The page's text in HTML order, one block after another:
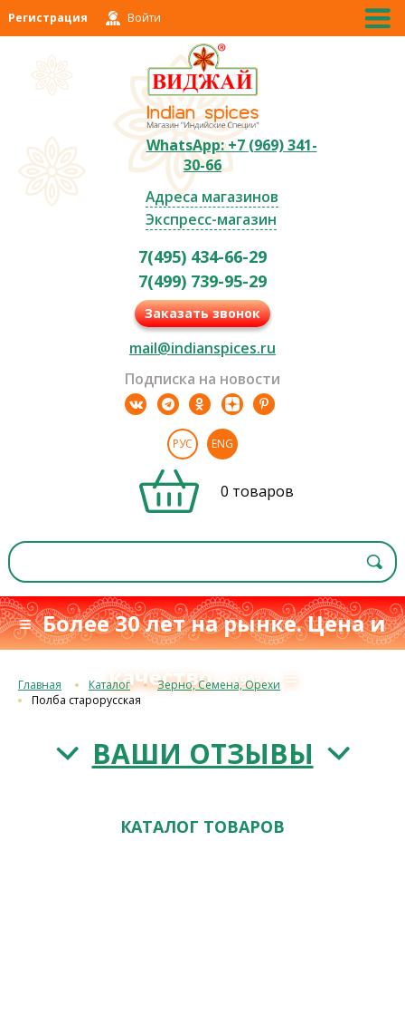
Регистрация Войти
WhatsApp: +7 (969) 341-
30-66
Адреса магазинов
Экспресс-магазин
7(495) 434-66-29
7(499) 739-95-29
Заказать звонок
mail@indianspices.ru
Подписка на новости
РУС ENG
0 товаров
≡ Более 30 лет на рынке. Цена и
качествос 1993 г.≡
Главная Каталог
Зерно, Семена, Орехи
Полба старорусская
ВАШИ ОТЗЫВЫ
КАТАЛОГ ТОВАРОВ